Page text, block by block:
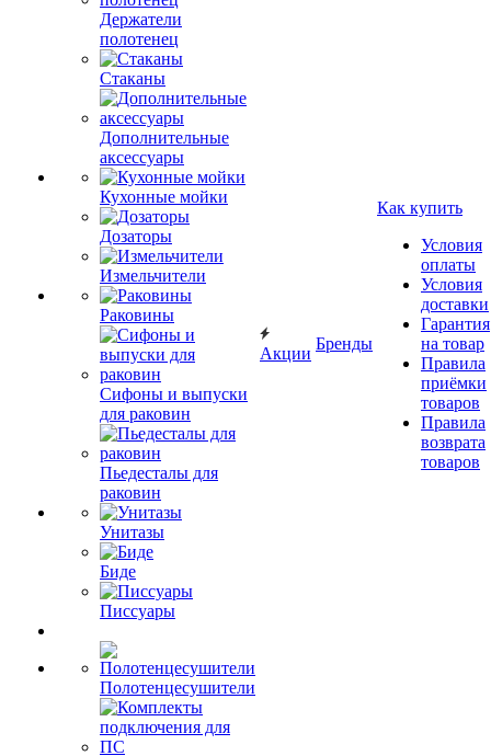
Держатели
полотенец
Стаканы
Дополнительные
аксессуары
Кухонные мойки
Дозаторы
Измельчители
Раковины
Сифоны и выпуски
для раковин
Пьедесталы для
раковин
Унитазы
Биде
Писсуары
Полотенцесушители
Акции
Бренды
Как купить
Условия
оплаты
Условия
доставки
Гарантия
на товар
Правила
приёмки
товаров
Правила
возврата
товаров